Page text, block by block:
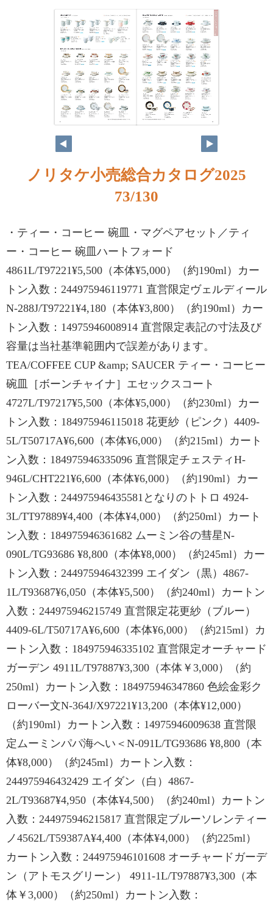
ノリタケ小売総合カタログ2025
73/130
・ティー・コーヒー 碗皿・マグペアセット／ティ
ー・コーヒー 碗皿ハートフォード
4861L/T97221¥5,500（本体¥5,000）（約190ml）カー
トン入数：244975946119771 直営限定ヴェルディール
N-288J/T97221¥4,180（本体¥3,800）（約190ml）カー
トン入数：14975946008914 直営限定表記の寸法及び
容量は当社基準範囲内で誤差があります。
TEA/COFFEE CUP &amp; SAUCER ティー・コーヒー
碗皿［ボーンチャイナ］エセックスコート
4727L/T97217¥5,500（本体¥5,000）（約230ml）カー
トン入数：184975946115018 花更紗（ピンク）4409-
5L/T50717A¥6,600（本体¥6,000）（約215ml）カート
ン入数：184975946335096 直営限定チェスティH-
946L/CHT221¥6,600（本体¥6,000）（約190ml）カー
トン入数：244975946435581となりのトトロ 4924-
3L/TT97889¥4,400（本体¥4,000）（約250ml）カート
ン入数：184975946361682 ムーミン谷の彗星N-
090L/TG93686 ¥8,800（本体¥8,000）（約245ml）カー
トン入数：244975946432399 エイダン（黒）4867-
1L/T93687¥6,050（本体¥5,500）（約240ml）カートン
入数：244975946215749 直営限定花更紗（ブルー）
4409-6L/T50717A¥6,600（本体¥6,000）（約215ml）カ
ートン入数：184975946335102 直営限定オーチャード
ガーデン 4911L/T97887¥3,300（本体￥3,000）（約
250ml）カートン入数：184975946347860 色絵金彩ク
ローバー文N-364J/X97221¥13,200（本体¥12,000）
（約190ml）カートン入数：14975946009638 直営限
定ムーミンパパ海へい＜N-091L/TG93686 ¥8,800（本
体¥8,000）（約245ml）カートン入数：
244975946432429 エイダン（白）4867-
2L/T93687¥4,950（本体¥4,500）（約240ml）カートン
入数：244975946215817 直営限定ブルーソレンティー
ノ4562L/T59387A¥4,400（本体¥4,000）（約225ml）
カートン入数：244975946101608 オーチャードガーデ
ン（アトモスグリーン） 4911-1L/T97887¥3,300（本
体￥3,000）（約250ml）カートン入数：